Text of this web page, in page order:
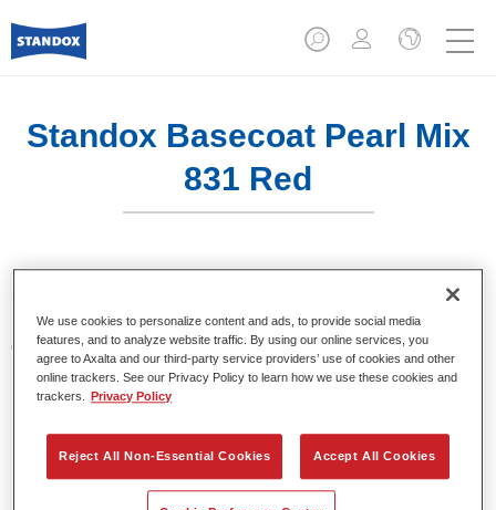
Standox Basecoat Pearl Mix
831 Red
Características del producto
Excelente precisión en la igualación del color.
Colores sólidos, metalizados y perlados.
Sistema de base bicapa disolvente de Standox.
Fácil de difuminar.
We use cookies to personalize content and ads, to provide social media
features, and to analyze website traffic. By using our online services, you
agree to Axalta and our third-party service providers’ use of cookies and other
online trackers. See our Privacy Policy to learn how we use these cookies and
trackers.
Privacy Policy
Reject All Non-Essential Cookies Accept All Cookies